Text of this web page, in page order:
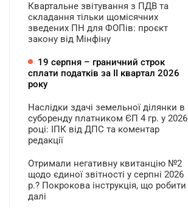
Квартальне звітування з ПДВ та
складання тільки щомісячних
зведених ПН для ФОПів: проєкт
закону від Мінфіну
19 серпня – граничний строк
сплати податків за ІI квартал 2026
року
Наслідки здачі земельної ділянки в
суборенду платником ЄП 4 гр. у 2026
році: ІПК від ДПС та коментар
редакції
Отримали негативну квитанцію №2
щодо єдиної звітності у серпні 2026
р.? Покрокова інструкція, що робити
далі